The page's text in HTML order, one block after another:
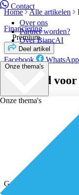
Contact
Over ons
Partner worden?
Over BiancAI
Onze thema's
Onze thema's
Home Alle artikelen
Financiering
Premium
Deel artikel
Facebook WhatsApp
Hoog tijd
Geplaatst door